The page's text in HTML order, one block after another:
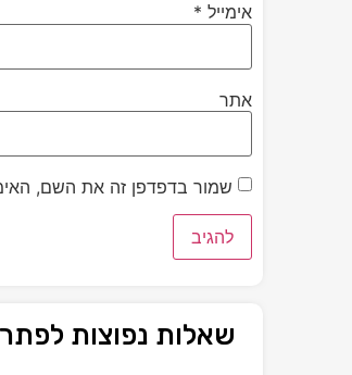
אימייל *
אתר
שמור בדפדפן זה את השם,
שאלות נפוצות